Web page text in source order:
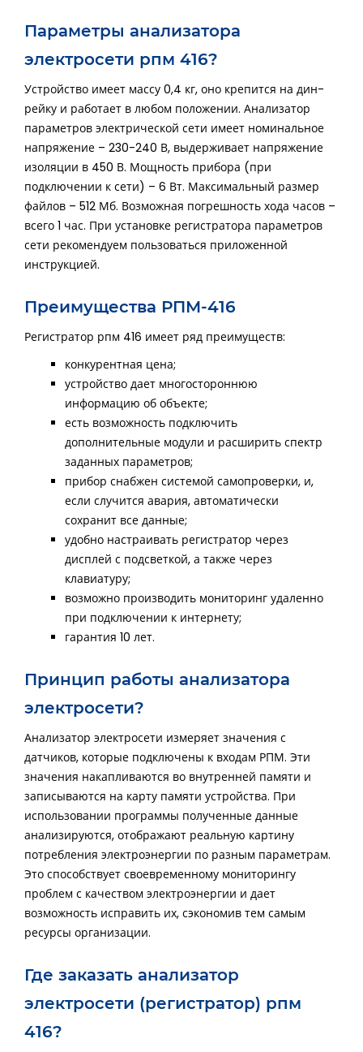
Параметры анализатора
электросети рпм 416?
Устройство имеет массу 0,4 кг, оно крепится на дин-
рейку и работает в любом положении. Анализатор
параметров электрической сети имеет номинальное
напряжение – 230-240 В, выдерживает напряжение
изоляции в 450 В. Мощность прибора (при
подключении к сети) – 6 Вт. Максимальный размер
файлов – 512 Мб. Возможная погрешность хода часов –
всего 1 час. При установке регистратора параметров
сети рекомендуем пользоваться приложенной
инструкцией.
Преимущества РПМ-416
Регистратор рпм 416 имеет ряд преимуществ:
конкурентная цена;
устройство дает многостороннюю
информацию об объекте;
есть возможность подключить
дополнительные модули и расширить спектр
заданных параметров;
прибор снабжен системой самопроверки, и,
если случится авария, автоматически
сохранит все данные;
удобно настраивать регистратор через
дисплей с подсветкой, а также через
клавиатуру;
возможно производить мониторинг удаленно
при подключении к интернету;
гарантия 10 лет.
Принцип работы анализатора
электросети?
Анализатор электросети измеряет значения с
датчиков, которые подключены к входам РПМ. Эти
значения накапливаются во внутренней памяти и
записываются на карту памяти устройства. При
использовании программы полученные данные
анализируются, отображают реальную картину
потребления электроэнергии по разным параметрам.
Это способствует своевременному мониторингу
проблем с качеством электроэнергии и дает
возможность исправить их, сэкономив тем самым
ресурсы организации.
Где заказать анализатор
электросети (регистратор) рпм
416?